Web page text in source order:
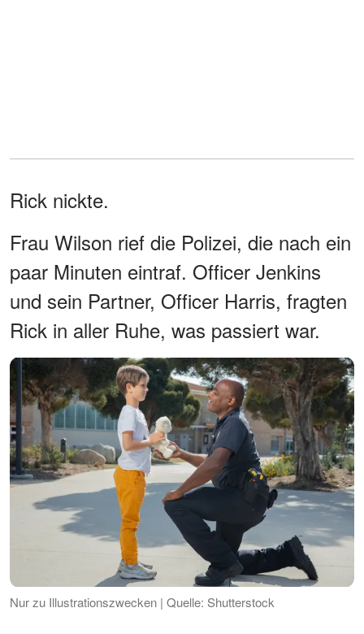
Rick nickte.
Frau Wilson rief die Polizei, die nach ein
paar Minuten eintraf. Officer Jenkins
und sein Partner, Officer Harris, fragten
Rick in aller Ruhe, was passiert war.
Nur zu Illustrationszwecken | Quelle: Shutterstock